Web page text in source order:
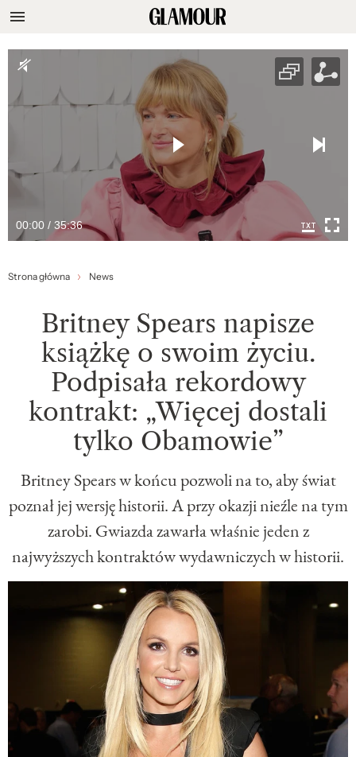
00:00 / 35:36
Strona główna News
Britney Spears napisze
książkę o swoim życiu.
Podpisała rekordowy
kontrakt: „Więcej dostali
tylko Obamowie”
Britney Spears w końcu pozwoli na to, aby świat
poznał jej wersję historii. A przy okazji nieźle na tym
zarobi. Gwiazda zawarła właśnie jeden z
najwyższych kontraktów wydawniczych w historii.